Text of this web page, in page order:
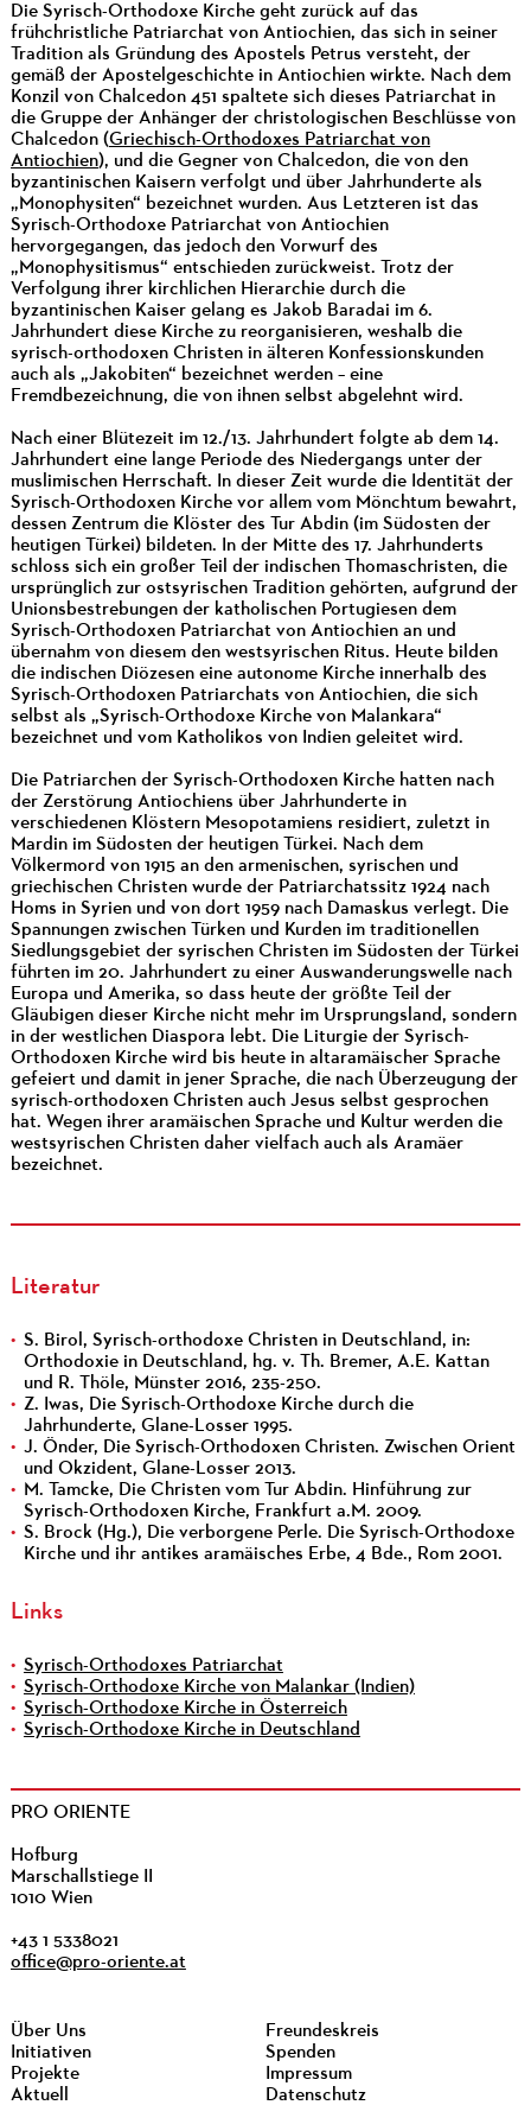
Die Syrisch-Orthodoxe Kirche geht zurück auf das
frühchristliche Patriarchat von Antiochien, das sich in seiner
Tradition als Gründung des Apostels Petrus versteht, der
gemäß der Apostelgeschichte in Antiochien wirkte. Nach dem
Konzil von Chalcedon 451 spaltete sich dieses Patriarchat in
die Gruppe der Anhänger der christologischen Beschlüsse von
Chalcedon (Griechisch-Orthodoxes Patriarchat von
Antiochien), und die Gegner von Chalcedon, die von den
byzantinischen Kaisern verfolgt und über Jahrhunderte als
„Monophysiten“ bezeichnet wurden. Aus Letzteren ist das
Syrisch-Orthodoxe Patriarchat von Antiochien
hervorgegangen, das jedoch den Vorwurf des
„Monophysitismus“ entschieden zurückweist. Trotz der
Verfolgung ihrer kirchlichen Hierarchie durch die
byzantinischen Kaiser gelang es Jakob Baradai im 6.
Jahrhundert diese Kirche zu reorganisieren, weshalb die
syrisch-orthodoxen Christen in älteren Konfessionskunden
auch als „Jakobiten“ bezeichnet werden – eine
Fremdbezeichnung, die von ihnen selbst abgelehnt wird.
Nach einer Blütezeit im 12./13. Jahrhundert folgte ab dem 14.
Jahrhundert eine lange Periode des Niedergangs unter der
muslimischen Herrschaft. In dieser Zeit wurde die Identität der
Syrisch-Orthodoxen Kirche vor allem vom Mönchtum bewahrt,
dessen Zentrum die Klöster des Tur Abdin (im Südosten der
heutigen Türkei) bildeten. In der Mitte des 17. Jahrhunderts
schloss sich ein großer Teil der indischen Thomaschristen, die
ursprünglich zur ostsyrischen Tradition gehörten, aufgrund der
Unionsbestrebungen der katholischen Portugiesen dem
Syrisch-Orthodoxen Patriarchat von Antiochien an und
übernahm von diesem den westsyrischen Ritus. Heute bilden
die indischen Diözesen eine autonome Kirche innerhalb des
Syrisch-Orthodoxen Patriarchats von Antiochien, die sich
selbst als „Syrisch-Orthodoxe Kirche von Malankara“
bezeichnet und vom Katholikos von Indien geleitet wird.
Die Patriarchen der Syrisch-Orthodoxen Kirche hatten nach
der Zerstörung Antiochiens über Jahrhunderte in
verschiedenen Klöstern Mesopotamiens residiert, zuletzt in
Mardin im Südosten der heutigen Türkei. Nach dem
Völkermord von 1915 an den armenischen, syrischen und
griechischen Christen wurde der Patriarchatssitz 1924 nach
Homs in Syrien und von dort 1959 nach Damaskus verlegt. Die
Spannungen zwischen Türken und Kurden im traditionellen
Siedlungsgebiet der syrischen Christen im Südosten der Türkei
führten im 20. Jahrhundert zu einer Auswanderungswelle nach
Europa und Amerika, so dass heute der größte Teil der
Gläubigen dieser Kirche nicht mehr im Ursprungsland, sondern
in der westlichen Diaspora lebt. Die Liturgie der Syrisch-
Orthodoxen Kirche wird bis heute in altaramäischer Sprache
gefeiert und damit in jener Sprache, die nach Überzeugung der
syrisch-orthodoxen Christen auch Jesus selbst gesprochen
hat. Wegen ihrer aramäischen Sprache und Kultur werden die
westsyrischen Christen daher vielfach auch als Aramäer
bezeichnet.
Literatur
S. Birol, Syrisch-orthodoxe Christen in Deutschland, in:
Orthodoxie in Deutschland, hg. v. Th. Bremer, A.E. Kattan
und R. Thöle, Münster 2016, 235-250.
Z. Iwas, Die Syrisch-Orthodoxe Kirche durch die
Jahrhunderte, Glane-Losser 1995.
J. Önder, Die Syrisch-Orthodoxen Christen. Zwischen Orient
und Okzident, Glane-Losser 2013.
M. Tamcke, Die Christen vom Tur Abdin. Hinführung zur
Syrisch-Orthodoxen Kirche, Frankfurt a.M. 2009.
S. Brock (Hg.), Die verborgene Perle. Die Syrisch-Orthodoxe
Kirche und ihr antikes aramäisches Erbe, 4 Bde., Rom 2001.
Links
Syrisch-Orthodoxes Patriarchat
Syrisch-Orthodoxe Kirche von Malankar (Indien)
Syrisch-Orthodoxe Kirche in Österreich
Syrisch-Orthodoxe Kirche in Deutschland
PRO ORIENTE
Hofburg
Marschallstiege II
1010 Wien
+43 1 5338021
office@pro-oriente.at
Über Uns
Initiativen
Projekte
Aktuell
Freundeskreis
Spenden
Impressum
Datenschutz